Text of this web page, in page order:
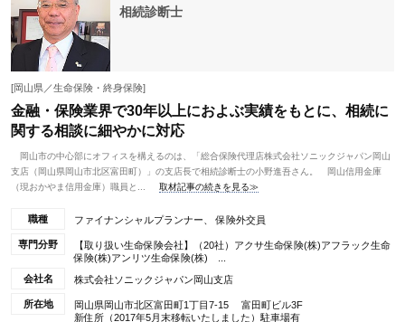
相続診断士
[岡山県／生命保険・終身保険]
金融・保険業界で30年以上におよぶ実績をもとに、相続に
関する相談に細やかに対応
岡山市の中心部にオフィスを構えるのは、「総合保険代理店株式会社ソニックジャパン岡山
支店（岡山県岡山市北区富田町）」の支店長で相続診断士の小野進吾さん。 岡山信用金庫
（現おかやま信用金庫）職員と...
取材記事の続きを見る≫
職種 ファイナンシャルプランナー、 保険外交員
専門分野
【取り扱い生命保険会社】（20社）アクサ生命保険(株)アフラック生命
保険(株)アンリツ生命保険(株) ...
会社名
株式会社ソニックジャパン岡山支店
所在地
岡山県岡山市北区富田町1丁目7-15 富田町ビル3F
新住所（2017年5月末移転いたしました）駐車場有